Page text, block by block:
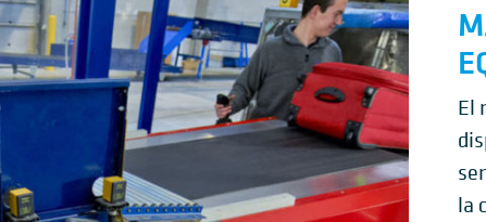
El
la